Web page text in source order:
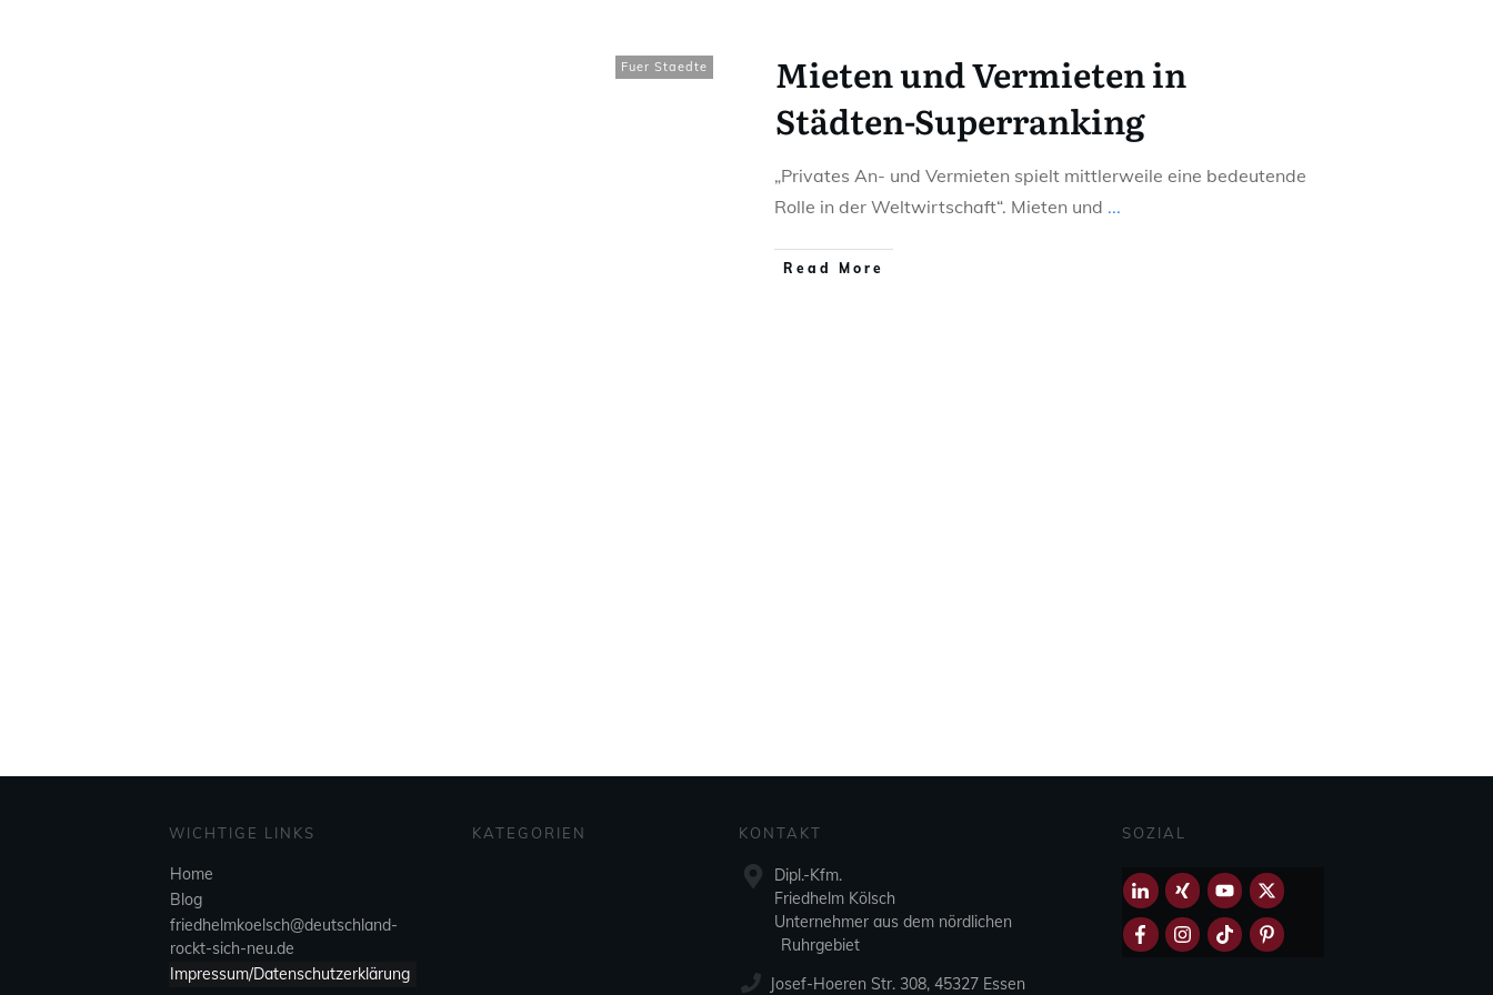
Fuer Staedte
Mieten und Vermieten in
Städten-Superranking
„Privates An- und Vermieten spielt mittlerweile eine bedeutende
Rolle in der Weltwirtschaft“. Mieten und ...
Read More
WICHTIGE LINKS
Home
Blog
friedhelmkoelsch@deutschland-
rockt-sich-neu.de
Impressum/Datenschutzerklärung
KATEGORIEN KONTAKT
Dipl.-Kfm.
Friedhelm Kölsch
Unternehmer aus dem nördlichen
Ruhrgebiet
Josef-Hoeren Str. 308, 45327 Essen
SOZIAL